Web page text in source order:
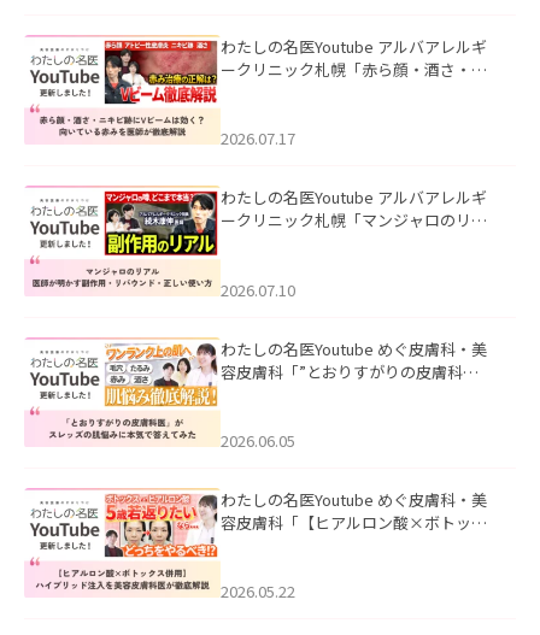
わたしの名医Youtube アルバアレルギ
ークリニック札幌「赤ら顔・酒さ・ニ
した。
2026.07.17
わたしの名医Youtube アルバアレルギ
ークリニック札幌「マンジャロのリア
た。
2026.07.10
わたしの名医Youtube めぐ皮膚科・美
容皮膚科「”とおりすがりの皮膚科
2026.06.05
わたしの名医Youtube めぐ皮膚科・美
容皮膚科「【ヒアルロン酸×ボトック
た。
2026.05.22